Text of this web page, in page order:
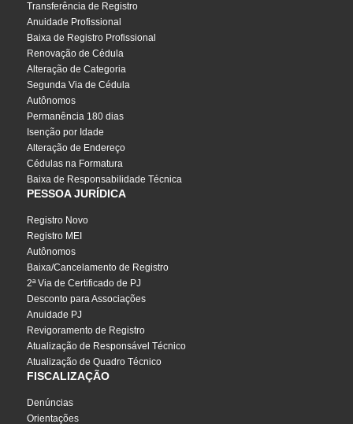
Transferência de Registro
Anuidade Profissional
Baixa de Registro Profissional
Renovação de Cédula
Alteração de Categoria
Segunda Via de Cédula
Autônomos
Permanência 180 dias
Isenção por Idade
Alteração de Endereço
Cédulas na Formatura
Baixa de Responsabilidade Técnica
PESSOA JURÍDICA
Registro Novo
Registro MEI
Autônomos
Baixa/Cancelamento de Registro
2ª Via de Certificado de PJ
Desconto para Associações
Anuidade PJ
Revigoramento de Registro
Atualização de Responsável Técnico
Atualização de Quadro Técnico
FISCALIZAÇÃO
Denúncias
Orientações